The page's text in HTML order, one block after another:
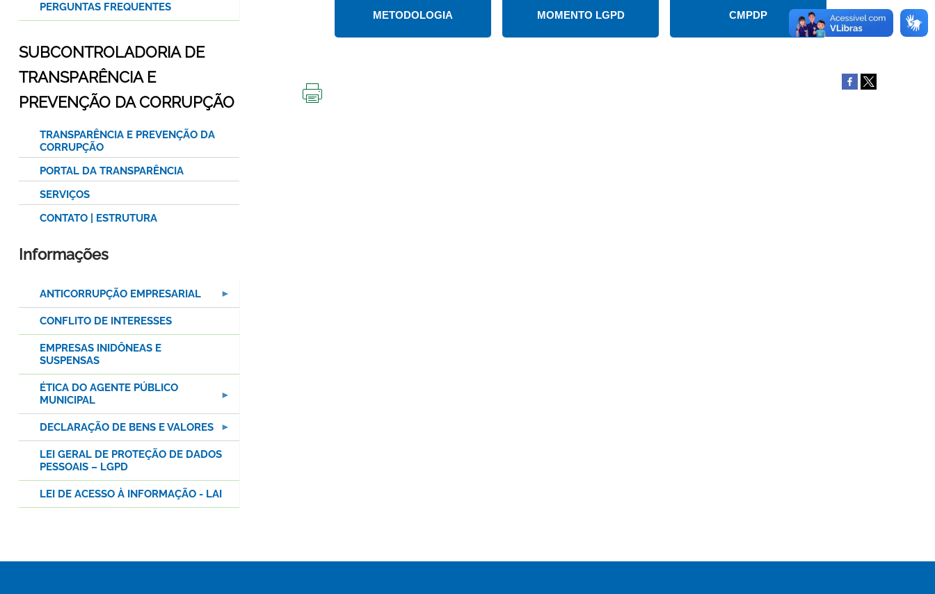
METODOLOGIA MOMENTO LGPD CMPDP
PERGUNTAS FREQUENTES
SUBCONTROLADORIA DE
TRANSPARÊNCIA E
PREVENÇÃO DA CORRUPÇÃO
TRANSPARÊNCIA E PREVENÇÃO DA
CORRUPÇÃO
PORTAL DA TRANSPARÊNCIA
SERVIÇOS
CONTATO | ESTRUTURA
Informações
ANTICORRUPÇÃO EMPRESARIAL
CONFLITO DE INTERESSES
EMPRESAS INIDÔNEAS E
SUSPENSAS
ÉTICA DO AGENTE PÚBLICO
MUNICIPAL
DECLARAÇÃO DE BENS E VALORES
LEI GERAL DE PROTEÇÃO DE DADOS
PESSOAIS – LGPD
LEI DE ACESSO À INFORMAÇÃO - LAI